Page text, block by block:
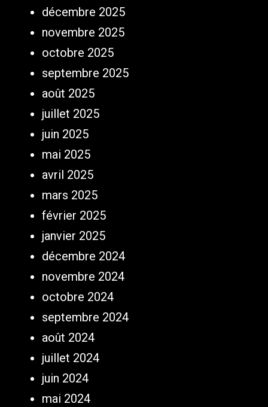
décembre 2025
novembre 2025
octobre 2025
septembre 2025
août 2025
juillet 2025
juin 2025
mai 2025
avril 2025
mars 2025
février 2025
janvier 2025
décembre 2024
novembre 2024
octobre 2024
septembre 2024
août 2024
juillet 2024
juin 2024
mai 2024